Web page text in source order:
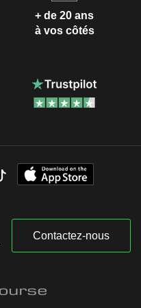
+ de 20 ans
à vos côtés
Contactez-nous